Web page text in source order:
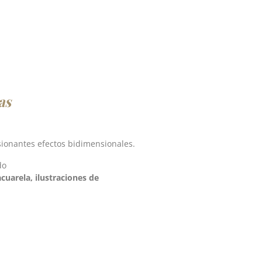
efectos bidimensionales.
ilustraciones de